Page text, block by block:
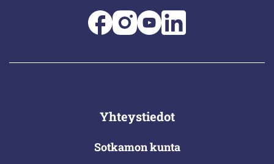
Yhteystiedot
Sotkamon kunta